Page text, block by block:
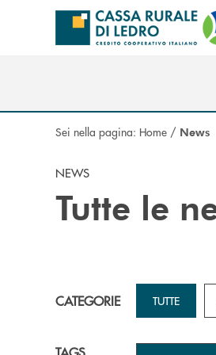
Salta al contenuto principale
Sei nella pagina: Home / News
NEWS
Tutte le
CATEGORIE TUTTE